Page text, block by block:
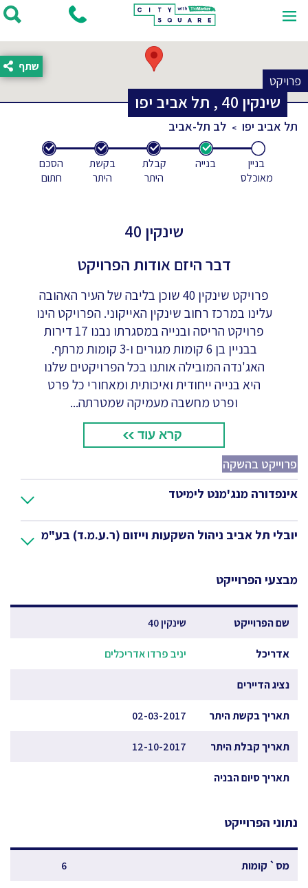
פרויקט
שינקין 40
, תל אביב יפו
שתף
תל אביב יפו לב תל-אביב
בניין
מאוכלס
בנייה
קבלת
היתר
בקשת
היתר
הסכם
חתום
שינקין 40
דבר היזם אודות הפרויקט
פרויקט שינקין 40 שוכן בליבה של העיר האהובה
עלינו במרכז רחוב שינקין האייקוני. הפרויקט הינו
פרויקט הריסה ובנייה במסגרתו נבנו 17 דירות
בבניין בן 6 קומות מגורים ו-3 קומות מרתף.
האג'נדה המובילה אותנו בכל הפרויקטים שלנו
היא בנייה ייחודית ואיכותית ומאחורי כל פרט
ופרט מחשבה מעמיקה שמטרתה...
קרא עוד
פרוייקט בהשקה
אינפדורה מנג'מנט לימיטד
יובלי תל אביב ניהול השקעות וייזום (ר.ע.מ.ד) בע"מ
מבצעי הפרוייקט
שם הפרוייקט שינקין 40
אדריכל יניב פרדו אדריכלים
נציג הדיירים
תאריך בקשת היתר 02-03-2017
תאריך קבלת היתר 12-10-2017
תאריך סיום הבניה
נתוני הפרוייקט
מס` קומות 6